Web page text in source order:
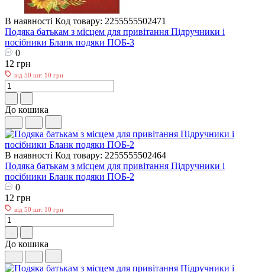
В наявності Код товару: 2255555502471
Подяка батькам з місцем для привітання Пiдручники i
посiбники Бланк подяки ПОБ-3
0
12 грн
від 50 шт: 10 грн
До кошика
В наявності Код товару: 2255555502464
Подяка батькам з місцем для привітання Пiдручники i
посiбники Бланк подяки ПОБ-2
0
12 грн
від 50 шт: 10 грн
До кошика